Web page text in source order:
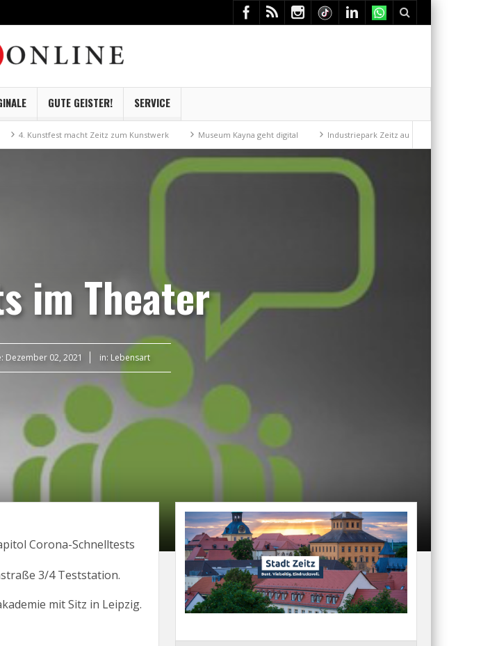
GUTE GEISTER! SERVICE
macht Zeitz zum Kunstwerk Museum Kayna geht digital Industriepark Zeitz auf gutem Weg
im Theater
Dezember 02, 2021 in: Lebensart
Corona-Schnelltests
3/4 Teststation.
mit Sitz in Leipzig.